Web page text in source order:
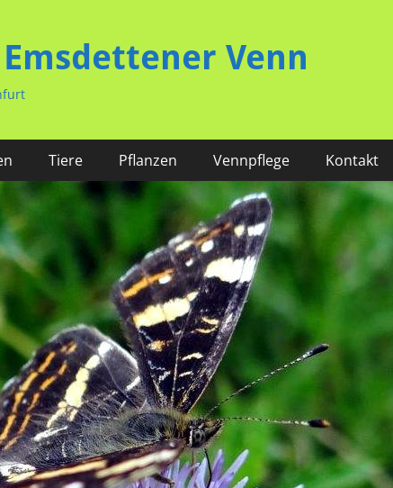
Venn
Tiere Pflanzen Vennpflege Kontakt